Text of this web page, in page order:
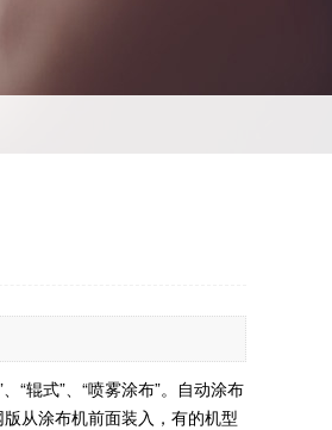
“辊式”、“喷雾涂布”。自动涂布
从涂布机前面装入，有的机型